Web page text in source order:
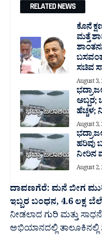
RELATED NEWS
ಕೊನೆ
ಮತ್ತೆ
ಸಚಿವ
August 3,
ಭದ್ರಾ
ಅಬ್ಬರ;
ಹೆಚ್ಚಳ;
August 3,
ಭದ್ರಾ
ಹರಿವು
ನೀರಿನ
August 2,
ದಾವಣಗೆರೆ: ಮನೆ ಬೀಗ
ಇಬ್ಬರ ಬಂಧನ, 4.6 ಲಕ್ಷ
ನೀಡಲಾದ ಗುರಿ ಮತ್ತು
ಅಭಿಯಾನದಲ್ಲಿ ತಾಲೂಕಿನಲ್ಲಿ